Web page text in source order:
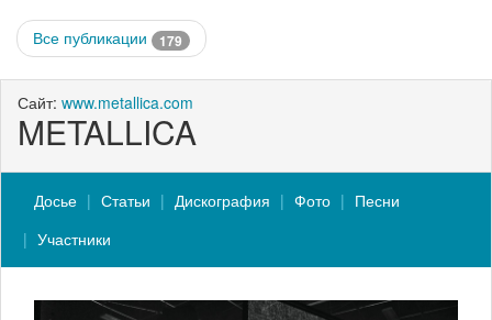
Все публикации 179
Сайт: www.metallica.com
METALLICA
Досье Статьи Дискография Фото
Песни
Участники